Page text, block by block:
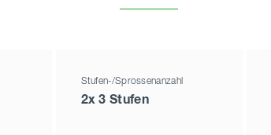
Stufen-/Sprossenanzahl
2x 3 Stufen